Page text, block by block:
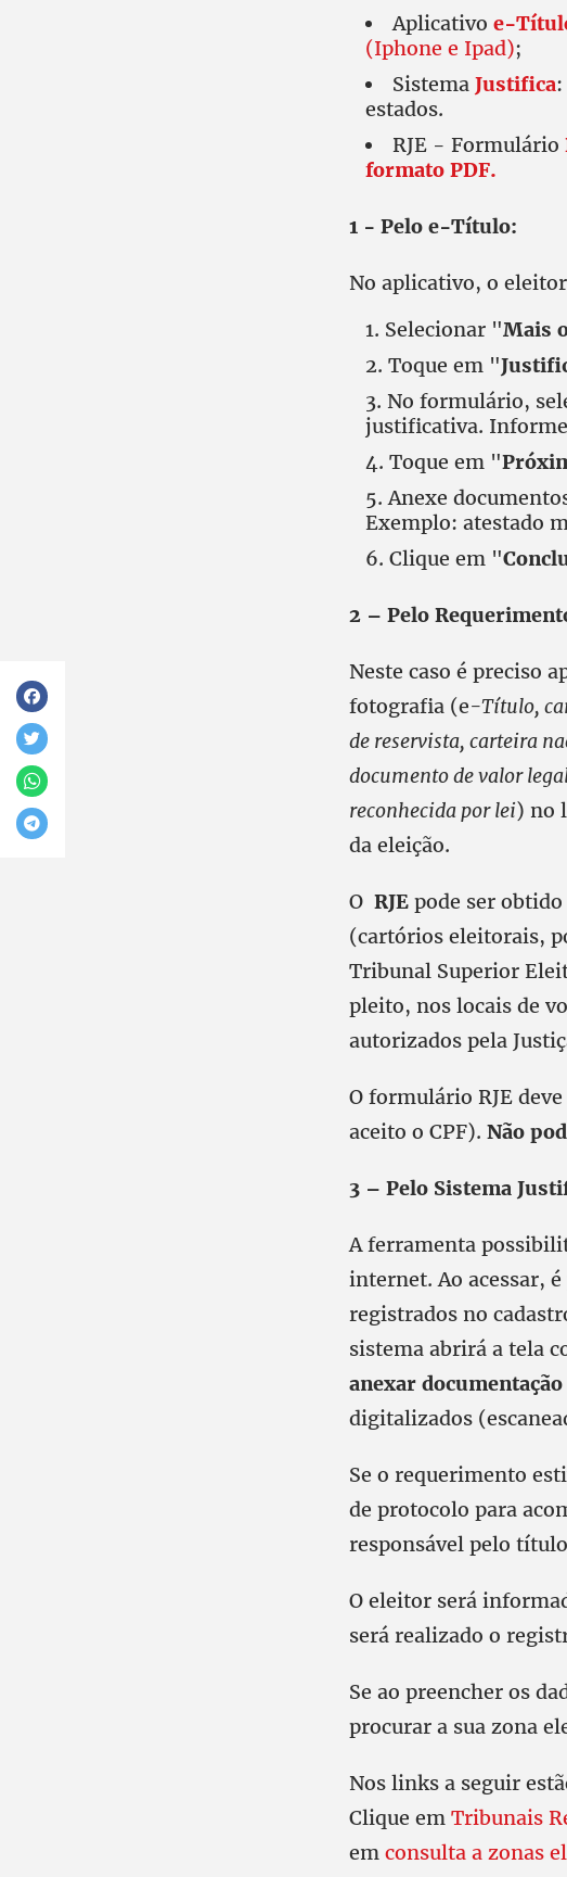
Aplicativo e-
(Iphone e Ipad);
Sistema Justifica
estados.
RJE - Formulário
formato PDF.
1 - Pelo e-Título:
No aplicativo, o
Selecionar "Mais
Toque em "
No formulário,
justificativa.
Toque em "
Anexe
Exemplo: atestado
Clique em "
2 – Pelo
Neste caso é preciso
fotografia (e-Título,
de reservista, carteira
documento de valor
reconhecida por lei) no
da eleição.
O RJE pode ser
(cartórios eleitorais,
Tribunal Superior
pleito, nos locais de
autorizados pela
O formulário RJE
aceito o CPF). Não
3 – Pelo Sistema
A ferramenta
internet. Ao acessar,
registrados no
sistema abrirá a tela
anexar documentação
digitalizados
Se o requerimento
de protocolo para
responsável pelo
O eleitor será
será realizado o
Se ao preencher os
procurar a sua zona
Nos links a seguir
Clique em Tribunais
em consulta a zonas